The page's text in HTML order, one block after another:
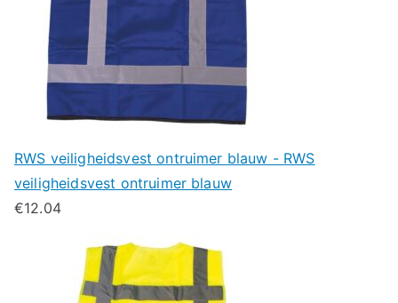
RWS veiligheidsvest ontruimer blauw - RWS
veiligheidsvest ontruimer blauw
€12.04